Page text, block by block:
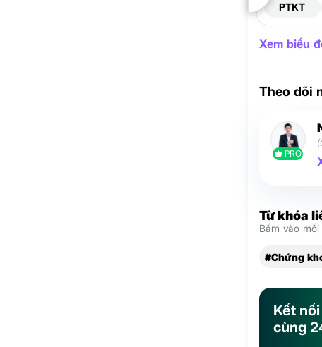
PTKT
Xem biểu
Theo dõi
PRO
Từ khóa
Bấm vào
#Chứng
Kết
cùng